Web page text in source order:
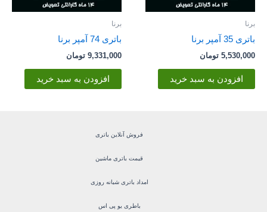
برنا
باتری 35 آمپر برنا
5,530,000 تومان
افزودن به سبد خرید
برنا
باتری 74 آمپر برنا
9,331,000 تومان
افزودن به سبد خرید
فروش آنلاین باتری
قیمت باتری ماشین
امداد باتری شبانه روزی
باطری یو پی اس